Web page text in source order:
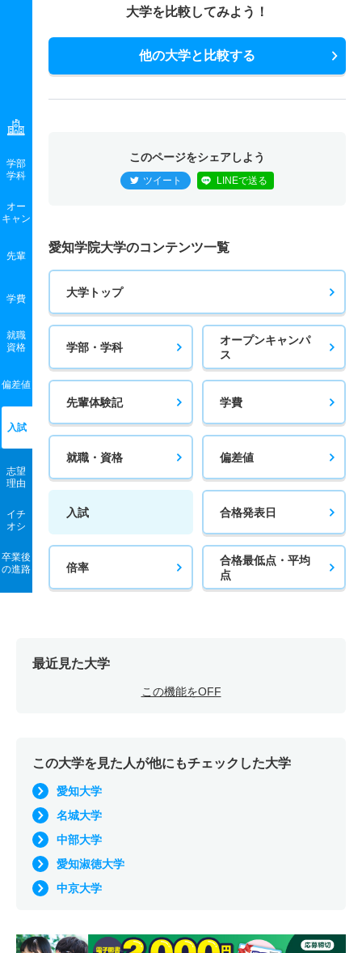
学部
学科
オー
キャン
先輩
学費
就職
資格
偏差値
入試
志望
理由
イチ
オシ
卒業後
の進路
大学を比較してみよう！
他の大学と比較する
このページをシェアしよう
ツイート LINEで送る
愛知学院大学のコンテンツ一覧
大学トップ
学部・学科
オープンキャンパ
ス
先輩体験記 学費
就職・資格 偏差値
入試 合格発表日
倍率
合格最低点・平均
点
最近見た大学
この機能をOFF
この大学を見た人が他にもチェックした大学
愛知大学
名城大学
中部大学
愛知淑徳大学
中京大学